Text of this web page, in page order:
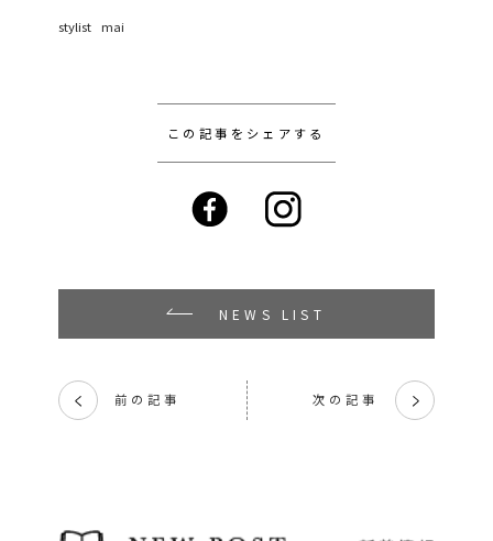
stylist mai
この記事をシェアする
NEWS LIST
く 前の記事 次の記事 く